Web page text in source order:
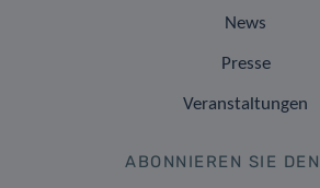
News
Presse
Veranstaltungen
ABONNIEREN SIE